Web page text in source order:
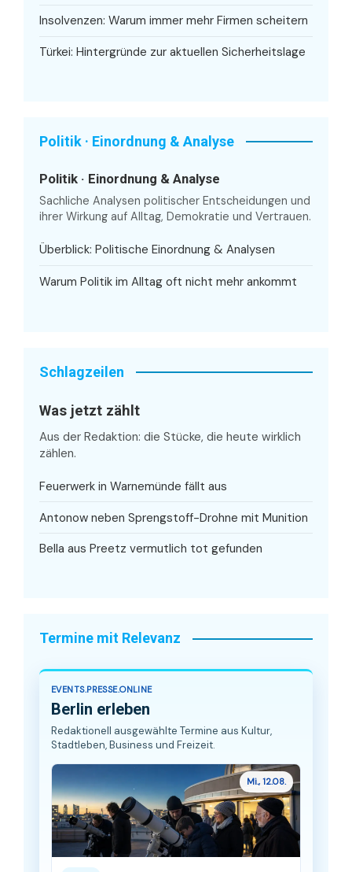
Insolvenzen: Warum immer mehr Firmen scheitern
Türkei: Hintergründe zur aktuellen Sicherheitslage
Politik · Einordnung & Analyse
Politik · Einordnung & Analyse
Sachliche Analysen politischer Entscheidungen und
ihrer Wirkung auf Alltag, Demokratie und Vertrauen.
Überblick: Politische Einordnung & Analysen
Warum Politik im Alltag oft nicht mehr ankommt
Schlagzeilen
Was jetzt zählt
Aus der Redaktion: die Stücke, die heute wirklich
zählen.
Feuerwerk in Warnemünde fällt aus
Antonow neben Sprengstoff-Drohne mit Munition
Bella aus Preetz vermutlich tot gefunden
Termine mit Relevanz
EVENTS.PRESSE.ONLINE
Berlin erleben
Redaktionell ausgewählte Termine aus Kultur,
Stadtleben, Business und Freizeit.
Mi., 12.08.